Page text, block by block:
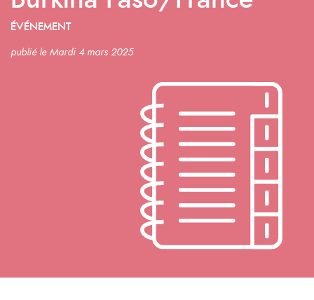
ÉVÉNEMENT
publié le Mardi 4 mars 2025